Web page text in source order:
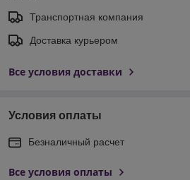
Транспортная компания
Доставка курьером
Все условия доставки
Условия оплаты
Безналичный расчет
Все условия оплаты